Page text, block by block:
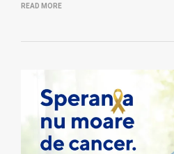
READ MORE